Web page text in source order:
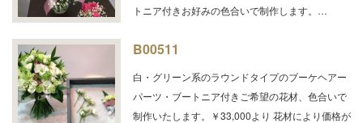
トニア付きお好みの色合いで制作します。…
B00511
白・グリーン系のラウンドタイプのブーケヘアー
パーツ・ブートニア付きご希望の花材、色合いで
制作いたします。￥33,000より 花材により価格が